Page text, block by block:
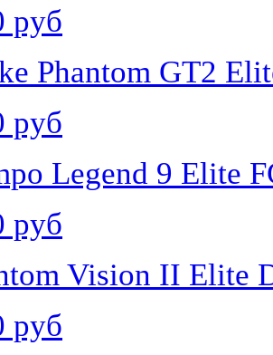
руб
Phantom GT2
руб
Legend 9 Elite
руб
Vision II Elite
руб